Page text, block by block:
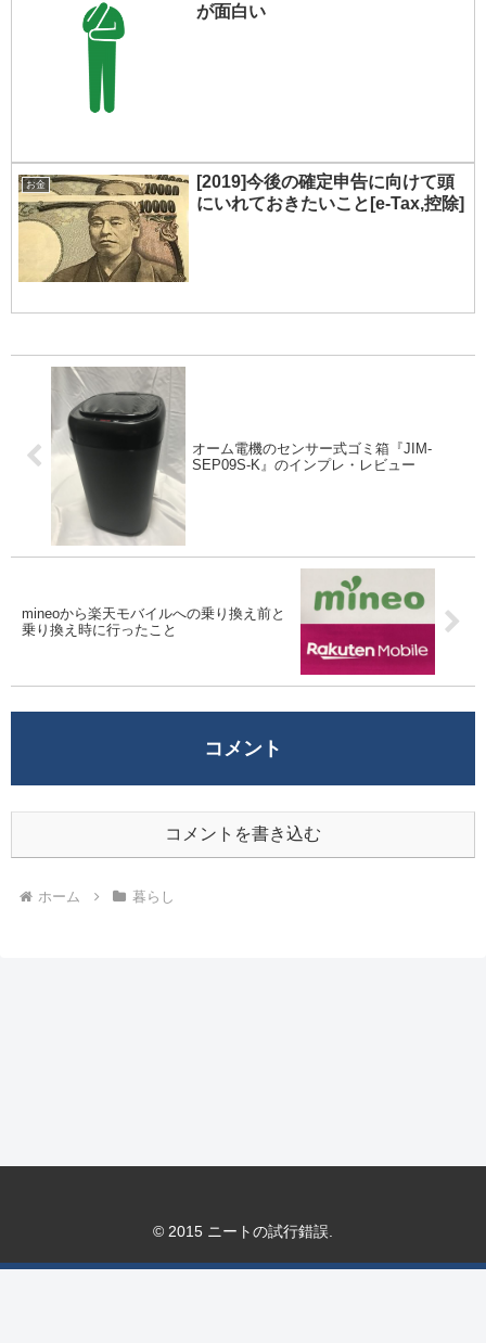
が面白い
お金
[2019]今後の確定申告に向けて頭
にいれておきたいこと[e-Tax,控除]
オーム電機のセンサー式ゴミ箱『JIM-
SEP09S-K』のインプレ・レビュー
mineoから楽天モバイルへの乗り換え前と
乗り換え時に行ったこと
コメント
コメントを書き込む
ホーム 暮らし
© 2015 ニートの試行錯誤.